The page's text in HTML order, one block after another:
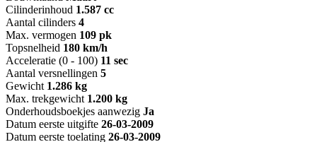
Cilinderinhoud 1.587 cc
Aantal cilinders 4
Max. vermogen 109 pk
Topsnelheid 180 km/h
Acceleratie (0 - 100) 11 sec
Aantal versnellingen 5
Gewicht 1.286 kg
Max. trekgewicht 1.200 kg
Onderhoudsboekjes aanwezig Ja
Datum eerste uitgifte 26-03-2009
Datum eerste toelating 26-03-2009